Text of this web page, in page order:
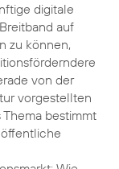
digitale
auf
zu können,
von der
vorgestellten
Thema bestimmt